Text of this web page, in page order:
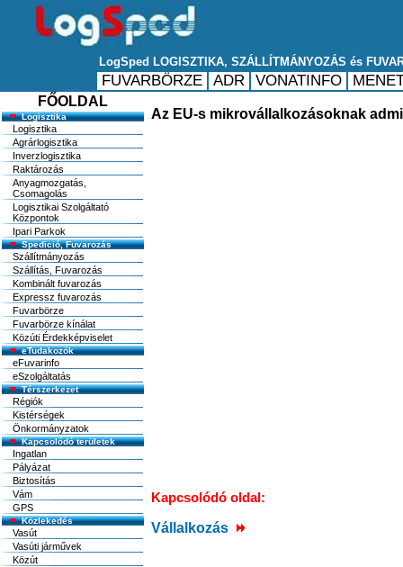
FŐOLDAL
Logisztika
Logisztika
Agrárlogisztika
Inverzlogisztika
Raktározás
Anyagmozgatás,
Csomagolás
Logisztikai Szolgáltató
Központok
Ipari Parkok
Spedició, Fuvarozás
Szállítmányozás
Szállítás, Fuvarozás
Kombinált fuvarozás
Expressz fuvarozás
Fuvarbörze
Fuvarbörze kínálat
Közúti Érdekképviselet
eTudakozók
eFuvarinfo
eSzolgáltatás
Térszerkezet
Régiók
Kistérségek
Önkormányzatok
Kapcsolódó területek
Ingatlan
Pályázat
Biztosítás
Vám
GPS
Közlekedés
Vasút
Vasúti járművek
Közút
Az EU-s mikrovállalkozásoknak
Kapcsolódó oldal:
Vállalkozás